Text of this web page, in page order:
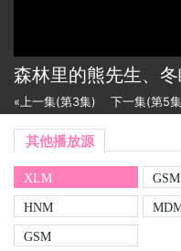
森林里的熊先生、冬
«上一集(第3集) 下一集(第5
其他播放源
XLM GSM
HNM
GSM